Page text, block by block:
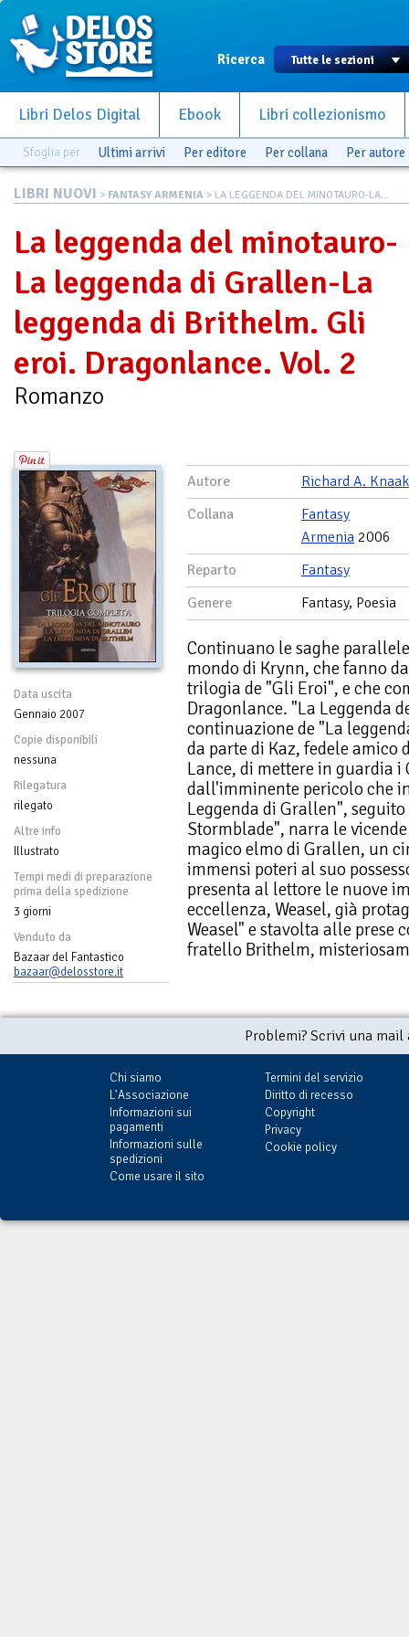
Ricerca
Libri Delos Digital Ebook Libri collezionismo
Sfoglia per Ultimi arrivi Per editore Per collana Per autore
LIBRI NUOVI > FANTASY ARMENIA > LA LEGGENDA DEL MINOTAURO-LA...
La leggenda del minotauro-
La leggenda di Grallen-La
leggenda di Brithelm. Gli
eroi. Dragonlance. Vol. 2
Romanzo
Data uscita
Gennaio 2007
Copie disponibili
nessuna
Rilegatura
rilegato
Altre info
Illustrato
Tempi medi di preparazione
prima della spedizione
3 giorni
Venduto da
Bazaar del Fantastico
bazaar@delosstore.it
Autore
Richard A. Knaak
Collana
Fantasy
Armenia 2006
Reparto
Fantasy
Genere
Fantasy, Poesia
Continuano le saghe
mondo di Krynn, che fanno
trilogia de "Gli Eroi", e che
Dragonlance. "La Leggenda
continuazione de "La
da parte di Kaz, fedele amico
Lance, di mettere in guardia
dall'imminente pericolo che
Leggenda di Grallen",
Stormblade", narra le
magico elmo di Grallen, un
immensi poteri al suo
presenta al lettore le nuove
eccellenza, Weasel, già
Weasel" e stavolta alle prese
fratello Brithelm,
Problemi? Scrivi una
Chi siamo
L'Associazione
Informazioni sui
pagamenti
Informazioni sulle
spedizioni
Come usare il sito
Termini del servizio
Diritto di recesso
Copyright
Privacy
Cookie policy